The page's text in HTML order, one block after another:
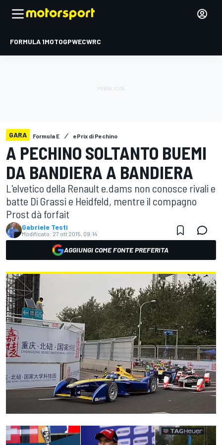
FORMULA 1MOTOGPWECWRC
GARA Formula E ePrix di Pechino
A PECHINO SOLTANTO BUEMI
DA BANDIERA A BANDIERA
L'elvetico della Renault e.dams non conosce rivali e
batte Di Grassi e Heidfeld, mentre il compagno
Prost dà forfait
Gabriele Testi
Modificato: 27 ott 2015, 09:14
AGGIUNGI COME FONTE PREFERITA